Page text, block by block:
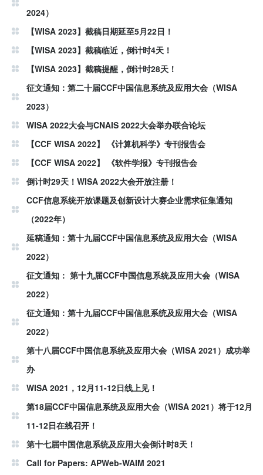
2024）
【WISA 2023】截稿日期延至5月22日！
【WISA 2023】截稿临近，倒计时4天！
【WISA 2023】截稿提醒，倒计时28天！
征文通知：第二十届CCF中国信息系统及应用大会（WISA
2023）
WISA 2022大会与CNAIS 2022大会举办联合论坛
【CCF WISA 2022】 《计算机科学》专刊报告会
【CCF WISA 2022】 《软件学报》专刊报告会
倒计时29天！WISA 2022大会开放注册！
CCF信息系统开放课题及创新设计大赛企业需求征集通知
（2022年）
延稿通知：第十九届CCF中国信息系统及应用大会（WISA
2022）
征文通知： 第十九届CCF中国信息系统及应用大会（WISA
2022）
征文通知：第十九届CCF中国信息系统及应用大会（WISA
2022）
第十八届CCF中国信息系统及应用大会（WISA 2021）成功举
办
WISA 2021，12月11-12日线上见！
第18届CCF中国信息系统及应用大会（WISA 2021）将于12月
11-12日在线召开！
第十七届中国信息系统及应用大会倒计时8天！
Call for Papers: APWeb-WAIM 2021